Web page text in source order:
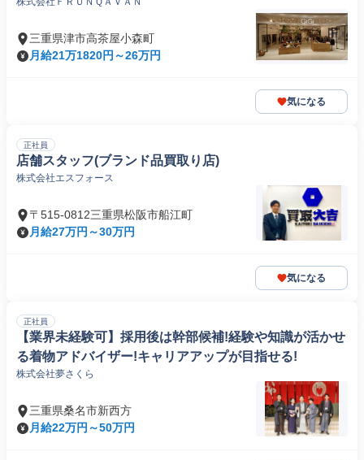
三重県津市高茶屋小森町
月給21万1820円～26万円
気になる
正社員
店舗スタッフ(ブランド品買取り店)
株式会社エスフォース
〒515-0812三重県松阪市船江町
月給27万円～30万円
気になる
正社員
【業界未経験可】採用後は幹部候補!経験や知識が活かせ
る着物アドバイザー!キャリアアップが目指せる!
株式会社夢さくら
三重県桑名市新西方
月給22万円～50万円